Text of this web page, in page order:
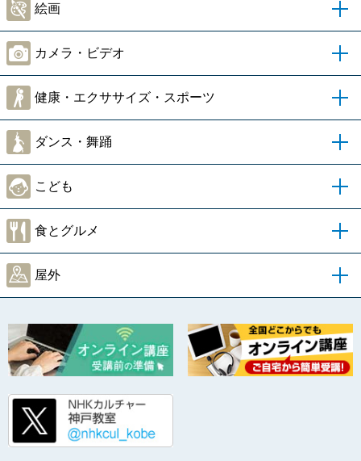
絵画
カメラ・ビデオ
健康・エクササイズ・スポーツ
ダンス・舞踊
こども
食とグルメ
屋外